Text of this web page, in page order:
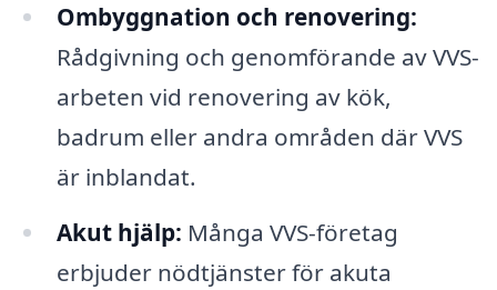
Ombyggnation och renovering:
Rådgivning och genomförande av VVS-
arbeten vid renovering av kök,
badrum eller andra områden där VVS
är inblandat.
Akut hjälp: Många VVS-företag
erbjuder nödtjänster för akuta